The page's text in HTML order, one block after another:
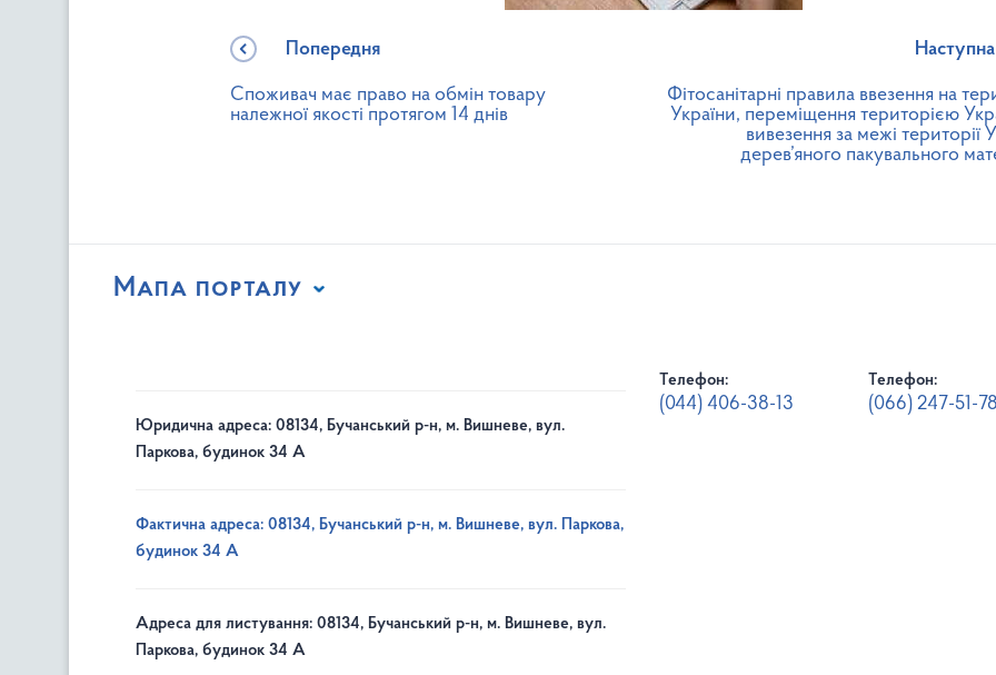
Попередня
Споживач має право на обмін товару
належної якості протягом 14 днів
Наступна
Фітосанітарні правила ввезення на
України, переміщення територією
вивезення за межі території
дерев’яного пакувального
Мапа порталу
Юридична адреса: 08134, Бучанський р-н, м. Вишневе, вул.
Паркова, будинок 34 А
Фактична адреса: 08134, Бучанський р-н, м. Вишневе, вул. Паркова,
будинок 34 А
Адреса для листування: 08134, Бучанський р-н, м. Вишневе, вул.
Паркова, будинок 34 А
Телефон:
(044) 406-38-13
Телефон:
(066) 247-51-78